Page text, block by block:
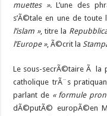
muettes ». L’une des
s’Ã©tale en une de toute
l’islam », titre la
l’Europe », Ã©crit la
Le sous-secrÃ©taire Ã la
catholique trÃ¨s
parlant de « formule
dÃ©putÃ© europÃ©en